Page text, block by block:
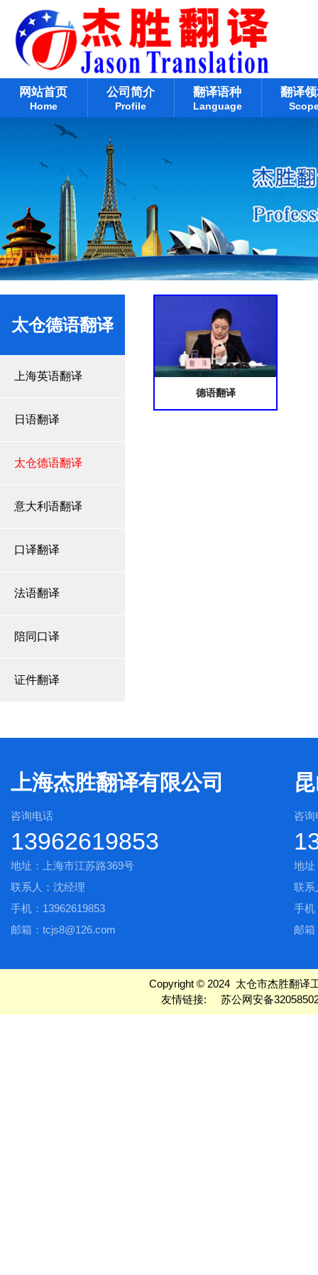
网站首页
Home
公司简介
Profile
翻译语种
Language
翻译
太仓德语翻译
上海英语翻译
日语翻译
太仓德语翻译
意大利语翻译
口译翻译
法语翻译
陪同口译
证件翻译
德语翻译
上海杰胜翻译有限公司
咨询电话
13962619853
地址：上海市江苏路369号
联系人：沈经理
手机：13962619853
邮箱：tcjs8@126.com
咨询
地址
联
手机
邮箱
Copyright © 2024 太仓市杰胜翻译
友情链接:
苏公网安备